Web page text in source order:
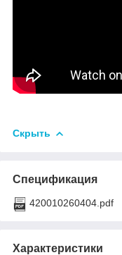
Скрыть
Спецификация
420010260404.pdf
Характеристики